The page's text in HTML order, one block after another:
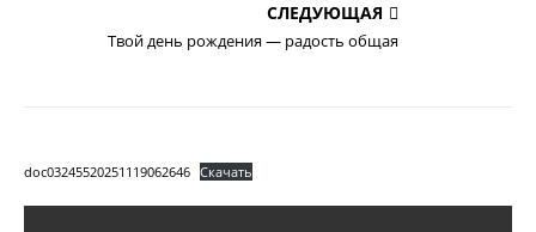
СЛЕДУЮЩАЯ
Твой день рождения — радость общая
doc03245520251119062646 Скачать